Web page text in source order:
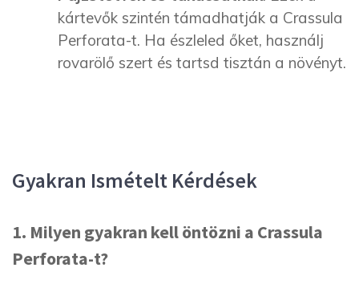
kártevők szintén támadhatják a Crassula
Perforata-t. Ha észleled őket, használj
rovarölő szert és tartsd tisztán a növényt.
Gyakran Ismételt Kérdések
1. Milyen gyakran kell öntözni a Crassula
Perforata-t?